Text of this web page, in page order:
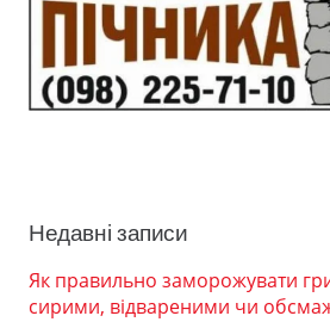
Недавні записи
Як правильно заморожувати
сирими, відвареними чи